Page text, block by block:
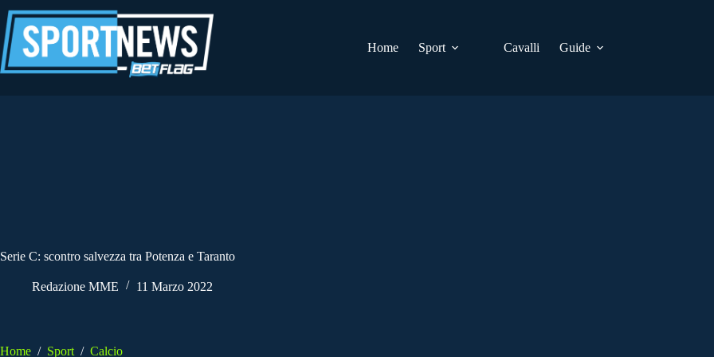
al
contenuto
Home
Sport Cavalli Guide
Serie C: scontro salvezza tra Potenza e Taranto
Redazione MME 11 Marzo 2022
Home / Sport / Calcio